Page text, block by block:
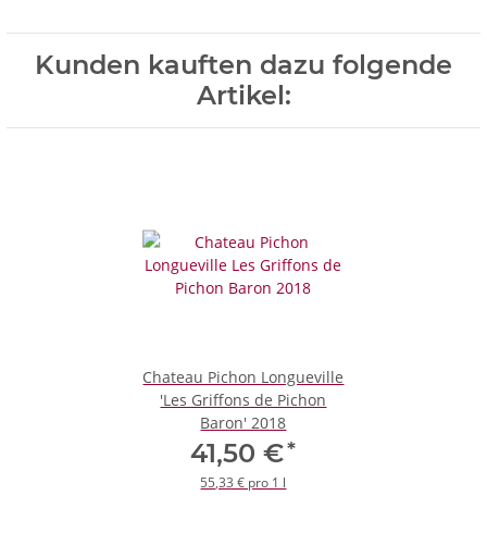
Kunden kauften dazu folgende
Artikel:
Chateau Pichon Longueville
'Les Griffons de Pichon
Baron' 2018
41,50 €*
55,33 € pro 1 l